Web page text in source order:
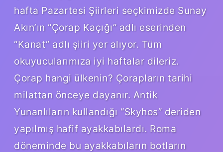
hafta Pazartesi Şiirleri seçkimizde Sunay
Akın’ın “Çorap Kaçığı” adlı eserinden
“Kanat” adlı şiiri yer alıyor. Tüm
okuyucularımıza iyi haftalar dileriz.
Çorap hangi ülkenin? Çorapların tarihi
milattan önceye dayanır. Antik
Yunanlıların kullandığı “Skyhos” deriden
yapılmış hafif ayakkabılardı. Roma
döneminde bu ayakkabıların botların